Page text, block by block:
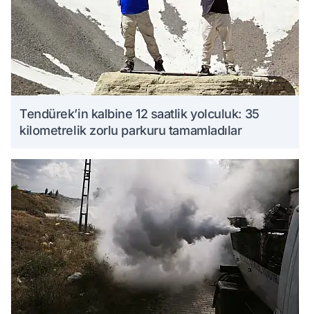
Tendürek’in kalbine 12 saatlik yolculuk: 35
kilometrelik zorlu parkuru tamamladılar